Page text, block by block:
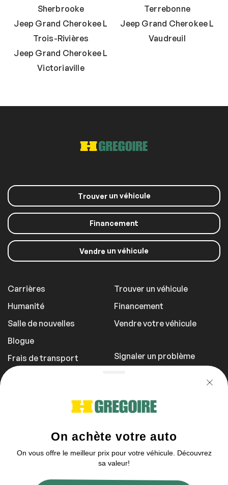
Sherbrooke
Terrebonne
Jeep Grand Cherokee L
Trois-Rivières
Jeep Grand Cherokee L
Vaudreuil
Jeep Grand Cherokee L
Victoriaville
Trouverun véhicule
Financement
Vendre un véhicule
Carrières
Humanité
Salle de nouvelles
Blogue
Frais de transport
Trouver un véhicule
Financement
Vendre votre véhicule
Signaler un problème
Vous pouvez nous contacter entre 9h et